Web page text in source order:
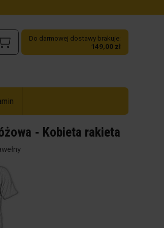
Do darmowej dostawy brakuje:
149,00 zł
- Kobieta rakieta